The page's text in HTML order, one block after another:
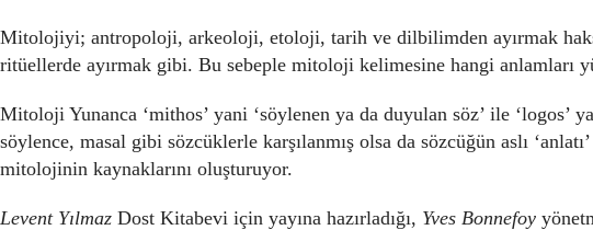
Mitolojiyi; antropoloji, arkeoloji, etoloji, tarih ve dilbilimden ayırmak
ritüellerde ayırmak gibi. Bu sebeple mitoloji kelimesine hangi anlamları
Mitoloji Yunanca ‘mithos’ yani ‘söylenen ya da duyulan söz’ ile ‘logos’
söylence, masal gibi sözcüklerle karşılanmış olsa da sözcüğün aslı
mitolojinin kaynaklarını oluşturuyor.
Levent Yılmaz Dost Kitabevi için yayına hazırladığı, Yves Bonnefoy